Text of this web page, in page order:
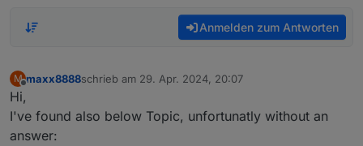
Anmelden zum Antworten
M maxx8888schrieb am 29. Apr. 2024, 20:07
zuletzt editiert von
Hi,
I've found also below Topic, unfortunatly without an
answer: